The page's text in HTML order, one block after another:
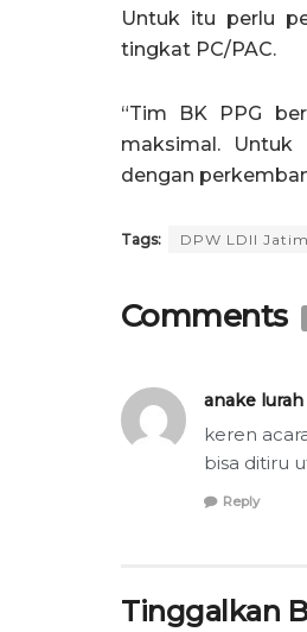
Untuk itu perlu
tingkat PC/PAC.
“Tim BK PPG
maksimal.
dengan
Tags: DPW LDII Jatim
Comments
anake
keren
bisa ditiru
Reply
Tinggalkan